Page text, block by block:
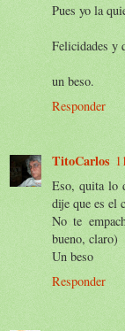
Pues yo la
Felicidades y
un beso.
Responder
TitoCarlos
Eso, quita lo
dije que es el
No te
bueno, claro)
Un beso
Responder